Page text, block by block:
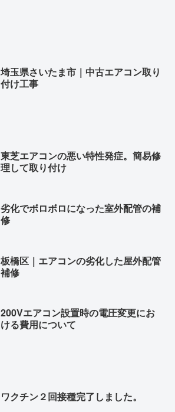
埼玉県さいたま市｜中古エアコン取り
付け工事
東芝エアコンの悪い特性発症。簡易修
理して取り付け
劣化でボロボロになった室外配管の補
修
板橋区｜エアコンの劣化した屋外配管
補修
200Vエアコン設置時の電圧変更にお
ける費用について
ワクチン２回接種完了しました。